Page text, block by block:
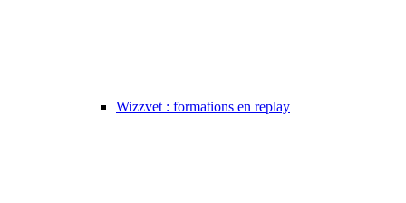
Wizzvet : formations en replay